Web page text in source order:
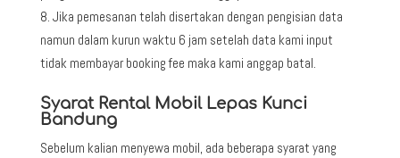
Jika pemesanan telah disertakan dengan pengisian data
namun dalam kurun waktu 6 jam setelah data kami input
tidak membayar booking fee maka kami anggap batal.
Syarat Rental Mobil Lepas Kunci
Bandung
Sebelum kalian menyewa mobil, ada beberapa syarat yang